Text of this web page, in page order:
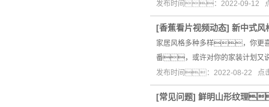
发布时间：2022-09-12
[香蕉看片视频动态] 新中式风
家居风格多种多样，你更
番，或许对你的家装计划又
发布时间：2022-08-22 点
[常见问题] 鲜明山形纹理